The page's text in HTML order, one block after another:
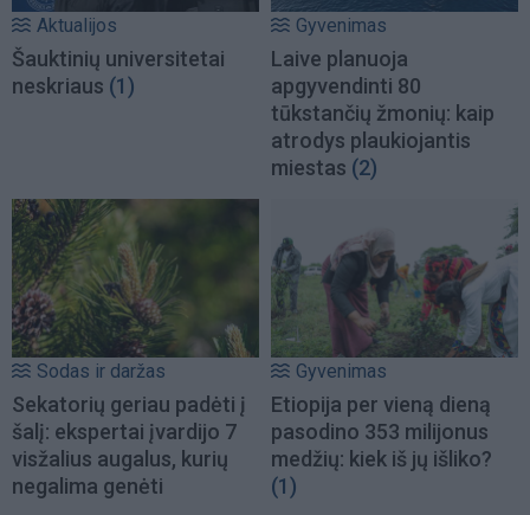
Aktualijos
Šauktinių universitetai
neskriaus (1)
Gyvenimas
Laive planuoja
apgyvendinti 80
tūkstančių žmonių: kaip
atrodys plaukiojantis
miestas (2)
Sodas ir daržas
Sekatorių geriau padėti į
šalį: ekspertai įvardijo 7
visžalius augalus, kurių
negalima genėti
Gyvenimas
Etiopija per vieną dieną
pasodino 353 milijonus
medžių: kiek iš jų išliko?
(1)